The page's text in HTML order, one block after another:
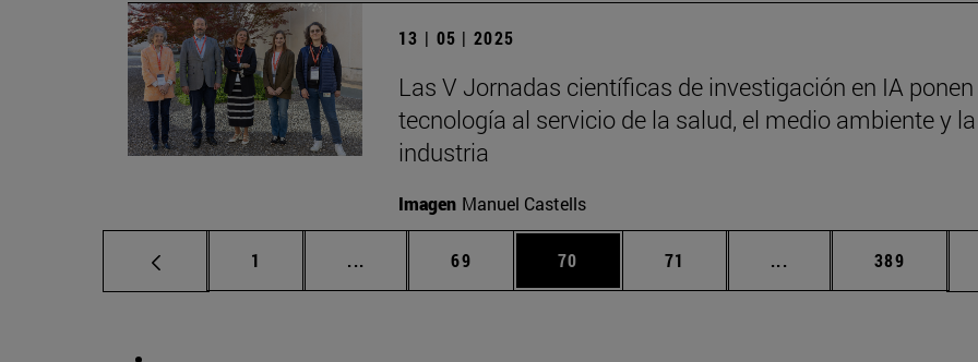
13 | 05 | 2025
Las V Jornadas científicas de investigación en IA
tecnología al servicio de la salud, el medio ambiente y la
industria
Imagen Manuel Castells
Página
1 ... Páginas intermedias Use TAB para desplazarse.
Página
69 Página
70 Página
71 ... Páginas intermedias
Página
389